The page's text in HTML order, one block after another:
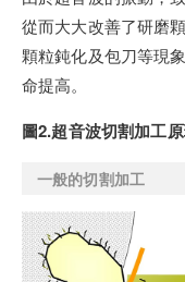
從而大大改善了研磨
顆粒鈍化及包刀等現
命提高。
圖2.超音波切割加工
一般的切割加工